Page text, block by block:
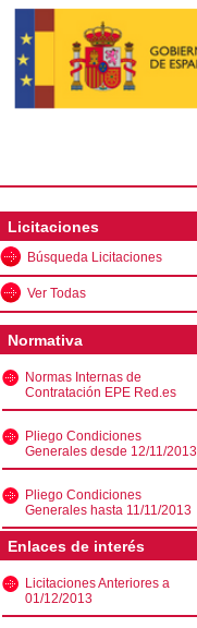
Licitaciones
Búsqueda Licitaciones
Ver Todas
Normativa
Normas Internas de
Contratación EPE Red.es
Pliego Condiciones
Generales desde 12/11/2013
Pliego Condiciones
Generales hasta 11/11/2013
Enlaces de interés
Licitaciones Anteriores a
01/12/2013